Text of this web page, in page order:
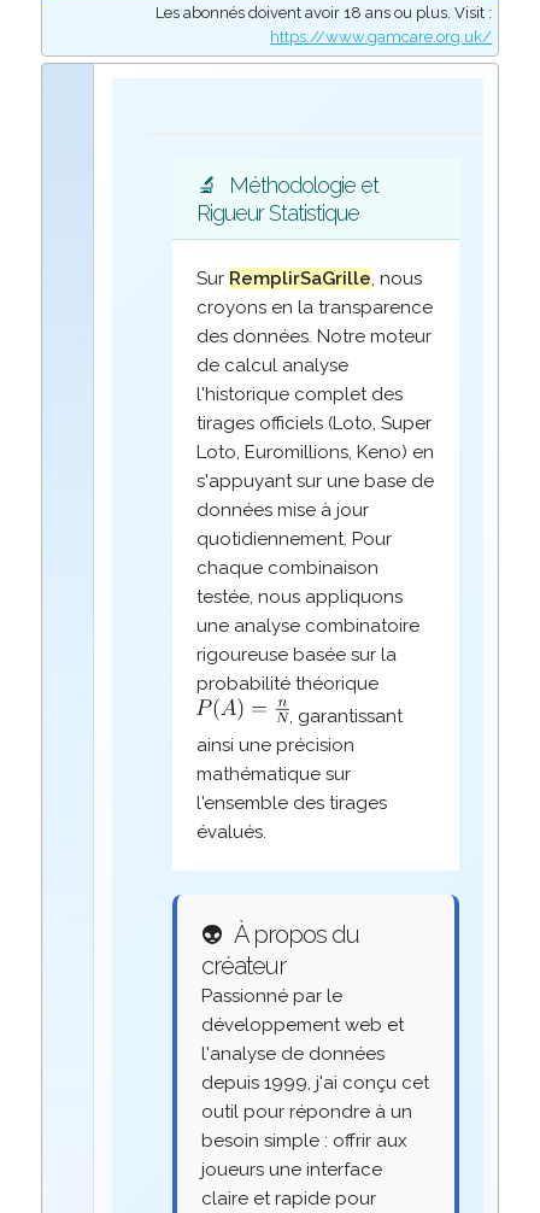
Les abonnés doivent avoir 18 ans ou plus. Visit :
https://www.gamcare.org.uk/
🔬
Méthodologie et
Rigueur Statistique
Sur RemplirSaGrille, nous
croyons en la transparence
des données. Notre moteur
de calcul analyse
l'historique complet des
tirages officiels (Loto, Super
Loto, Euromillions, Keno) en
s'appuyant sur une base de
données mise à jour
quotidiennement. Pour
chaque combinaison
testée, nous appliquons
une analyse combinatoire
rigoureuse basée sur la
probabilité théorique
, garantissant
ainsi une précision
mathématique sur
l'ensemble des tirages
évalués.
👽 À propos du
créateur
Passionné par le
développement web et
l'analyse de données
depuis 1999, j'ai conçu cet
outil pour répondre à un
besoin simple : offrir aux
joueurs une interface
claire et rapide pour